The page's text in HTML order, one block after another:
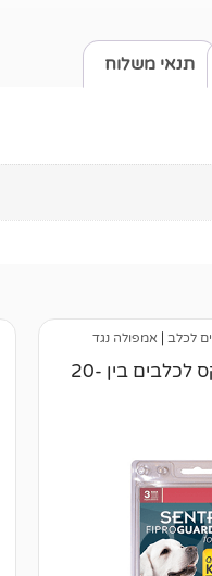
תנאי משלוח
לכלב
אמפולה נגד
סנטרי גארד מקס לכלבים בין 20-